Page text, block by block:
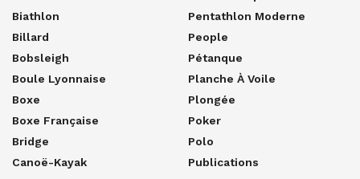
Biathlon
Billard
Bobsleigh
Boule Lyonnaise
Boxe
Boxe Française
Bridge
Canoë-Kayak
Pentathlon Moderne
People
Pétanque
Planche À Voile
Plongée
Poker
Polo
Publications